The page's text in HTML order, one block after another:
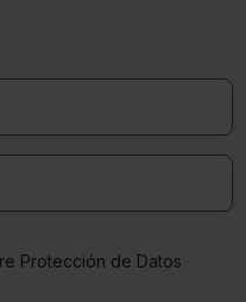
Protección de Datos